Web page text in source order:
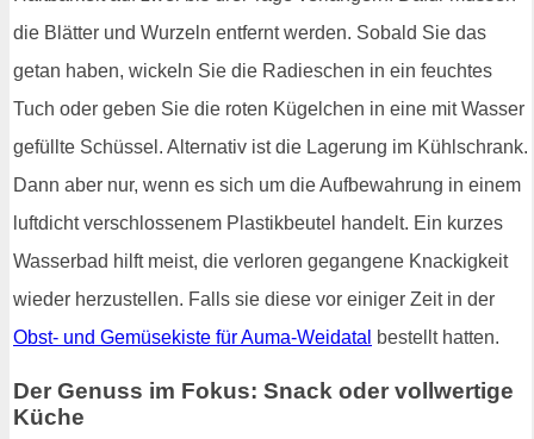
die Blätter und Wurzeln entfernt werden. Sobald Sie das
getan haben, wickeln Sie die Radieschen in ein feuchtes
Tuch oder geben Sie die roten Kügelchen in eine mit Wasser
gefüllte Schüssel. Alternativ ist die Lagerung im Kühlschrank.
Dann aber nur, wenn es sich um die Aufbewahrung in einem
luftdicht verschlossenem Plastikbeutel handelt. Ein kurzes
Wasserbad hilft meist, die verloren gegangene Knackigkeit
wieder herzustellen. Falls sie diese vor einiger Zeit in der
Obst- und Gemüsekiste für Auma-Weidatal
bestellt hatten.
Der Genuss im Fokus: Snack oder vollwertige
Küche